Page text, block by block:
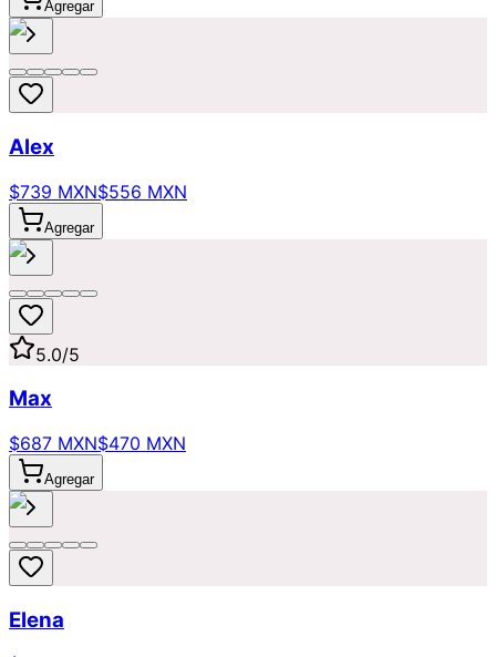
Agregar
Alex
$739 MXN$556 MXN
Agregar
5.0/5
Max
$687 MXN$470 MXN
Agregar
Elena